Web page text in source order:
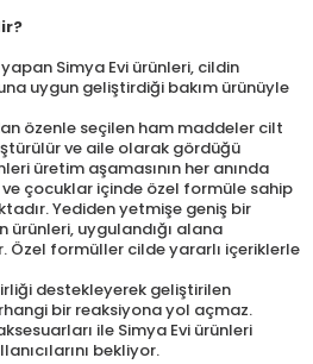
Simya Evi ürünleri, cildin
uygun geliştirdiği bakım ürünüyle
özenle seçilen ham maddeler cilt
ve aile olarak gördüğü
üretim aşamasının her anında
çocuklar içinde özel formüle sahip
Yediden yetmişe geniş bir
ürünleri, uygulandığı alana
Özel formüller cilde yararlı içeriklerle
destekleyerek geliştirilen
bir reaksiyona yol açmaz.
ile Simya Evi ürünleri
bekliyor.